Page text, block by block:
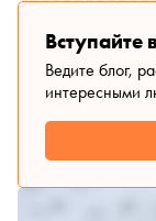
Вступайте
Ведите блог,
интересными